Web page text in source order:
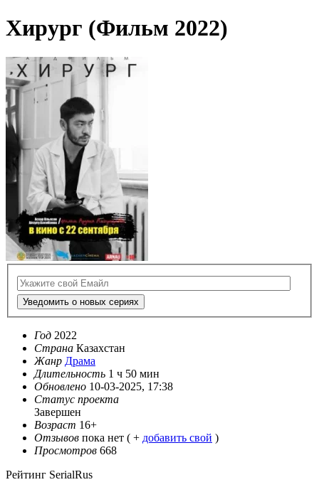
Хирург (Фильм 2022)
Уведомить о новых сериях
Год 2022
Страна Казахстан
Жанр Драма
Длительность 1 ч 50 мин
Обновлено 10-03-2025, 17:38
Статус проекта
Завершен
Возраст 16+
Отзывов пока нет ( + добавить свой )
Просмотров 668
Рейтинг SerialRus